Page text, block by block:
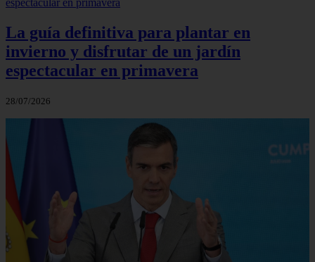
La guía definitiva para plantar en
invierno y disfrutar de un jardín
espectacular en primavera
28/07/2026